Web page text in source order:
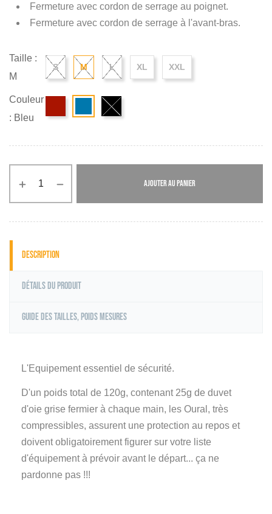
Fermeture avec cordon de serrage au poignet.
Fermeture avec cordon de serrage à l'avant-bras.
Taille :
M
S M L XL XXL
Couleur
: Bleu
AJOUTER AU PANIER
Description
Détails du produit
Guide des tailles, poids mesures
L'Equipement essentiel de sécurité.
D'un poids total de 120g, contenant 25g de duvet
d'oie grise fermier à chaque main, les Oural, très
compressibles, assurent une protection au repos et
doivent obligatoirement figurer sur votre liste
d'équipement à prévoir avant le départ... ça ne
pardonne pas !!!